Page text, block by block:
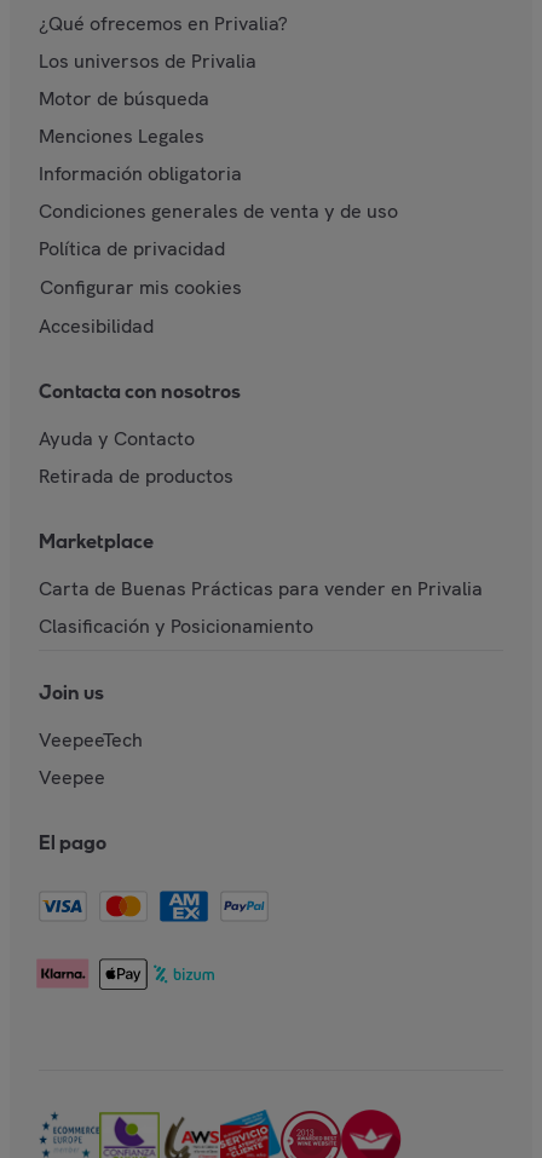
¿Qué ofrecemos en Privalia?
Los universos de Privalia
Motor de búsqueda
Menciones Legales
Información obligatoria
Condiciones generales de venta y de uso
Política de privacidad
Configurar mis cookies
Accesibilidad
Contacta con nosotros
Ayuda y Contacto
Retirada de productos
Marketplace
Carta de Buenas Prácticas para vender en Privalia
Clasificación y Posicionamiento
Join us
VeepeeTech
Veepee
El pago